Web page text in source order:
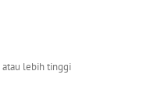
atau lebih tinggi